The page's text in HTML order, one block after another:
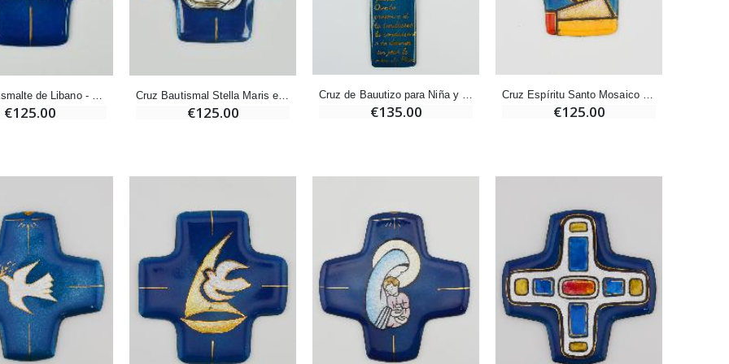
€7.90
-25%
€90.00 €67.50
Aceite de unción
€9.90
€12.90
€2.50
€5.00
€90.00 €67.50
€125.00
Cruz Bautismal Stella Maris en Esmaltes Libaneses
€125.00
Cruz de Bauutizo para Niña y Oración en Esmaltes Libaneses
€135.00
Cruz Espíritu Santo Mosaico Esmaltes del Líbano
€125.00